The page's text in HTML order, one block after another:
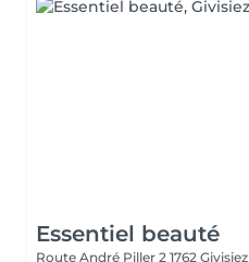
Essentiel beauté
Route André Piller 2 1762 Givisiez